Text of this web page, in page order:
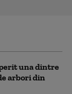
una dintre
arbori din